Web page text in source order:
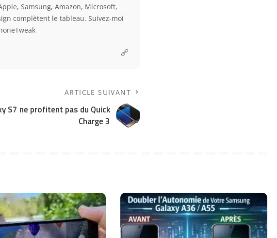
Samsung, Amazon, Microsoft,
complètent le tableau. Suivez-moi
ARTICLE SUIVANT
S7 ne profitent pas du Quick
Charge 3